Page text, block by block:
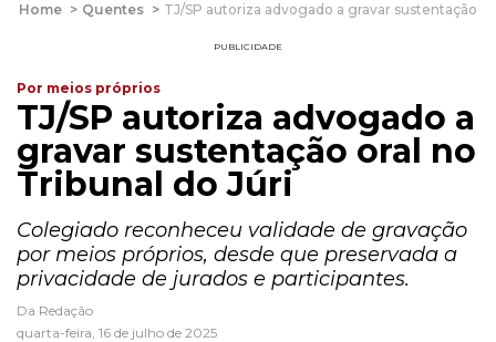
Home > Quentes > TJ/SP autoriza advogado a gravar sustentação
PUBLICIDADE
Por meios próprios
TJ/SP autoriza advogado a
gravar sustentação oral no
Tribunal do Júri
Colegiado reconheceu validade de gravação
por meios próprios, desde que preservada a
privacidade de jurados e participantes.
Da Redação
quarta-feira, 16 de julho de 2025